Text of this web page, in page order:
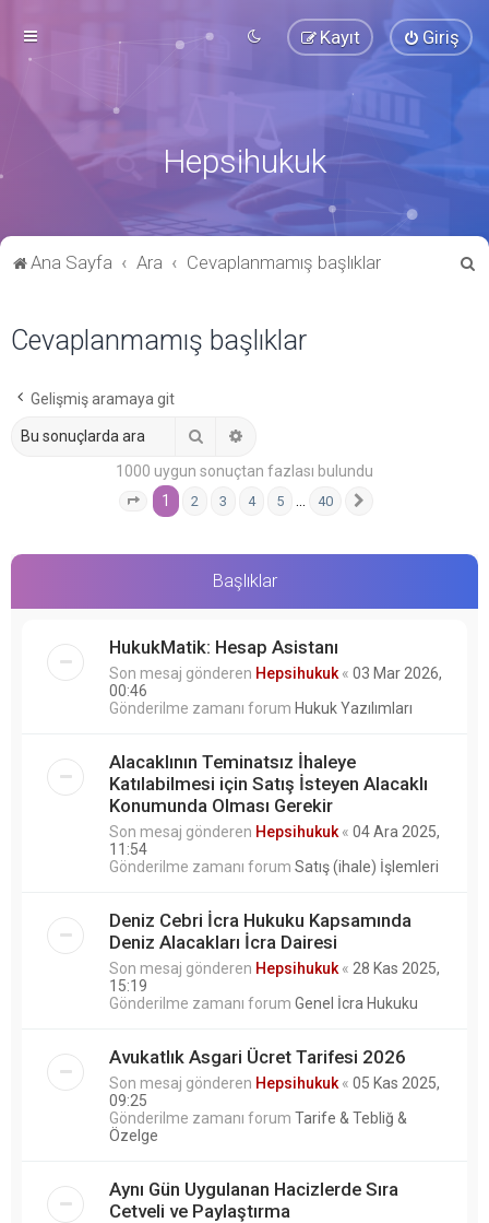
Giriş
Kayıt
Hepsihukuk
Ana Sayfa Ara Cevaplanmamış başlıklar
Cevaplanmamış başlıklar
Gelişmiş aramaya git
1000 uygun sonuçtan fazlası bulundu
. sayfa (Toplam40 sayfa)
1 2 3 4 5 40
Başlıklar
HukukMatik: Hesap Asistanı
Son mesaj gönderen Hepsihukuk « 03 Mar 2026,
00:46
Gönderilme zamanı forum Hukuk Yazılımları
Alacaklının Teminatsız İhaleye
Katılabilmesi için Satış İsteyen Alacaklı
Konumunda Olması Gerekir
Son mesaj gönderen Hepsihukuk « 04 Ara 2025,
11:54
Gönderilme zamanı forum Satış (ihale) İşlemleri
Deniz Cebri İcra Hukuku Kapsamında
Deniz Alacakları İcra Dairesi
Son mesaj gönderen Hepsihukuk « 28 Kas 2025,
15:19
Gönderilme zamanı forum Genel İcra Hukuku
Avukatlık Asgari Ücret Tarifesi 2026
Son mesaj gönderen Hepsihukuk « 05 Kas 2025,
09:25
Gönderilme zamanı forum Tarife & Tebliğ &
Özelge
Aynı Gün Uygulanan Hacizlerde Sıra
Cetveli ve Paylaştırma